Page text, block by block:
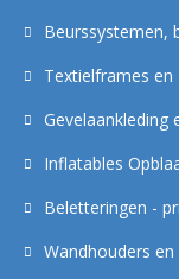
Beurssystemen,
Textielframes
Gevelaankleding
Inflatables
Beletteringen -
Wandhouders